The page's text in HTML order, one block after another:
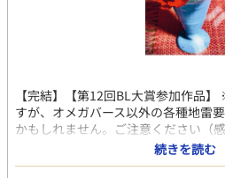
【完結】【第12回BL大賞参加作品
すが、オメガバース以外の各種地雷
かもしれません。ご注意ください（
す） ＂ＢがＬする地球に優しいお仕
＂ 【攻】ご主人様にされてしまいそ
続きを読む